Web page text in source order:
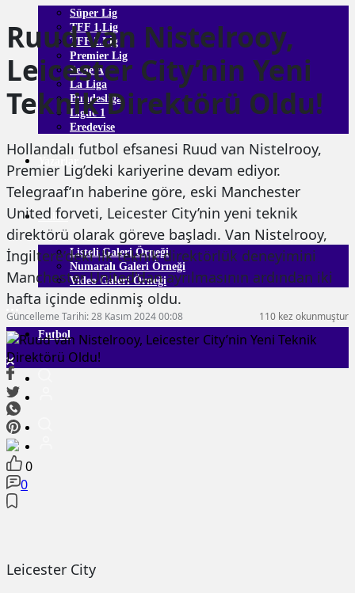
Süper Lig
TFF 1.Lig
TFF 2.Lig
Premier Lig
Serie A
La Liga
Bundesliga
Ligue 1
Eredevise
Galeri
Listeli Galeri Örneği
Numaralı Galeri Örneği
Video Galeri Örneği
Futbol
Ruud van Nistelrooy,
Leicester City’nin Yeni
Teknik Direktörü Oldu!
Hollandalı futbol efsanesi Ruud van Nistelrooy,
Premier Lig’deki kariyerine devam ediyor.
Telegraaf’ın haberine göre, eski Manchester
United forveti, Leicester City’nin yeni teknik
direktörü olarak göreve başladı. Van Nistelrooy,
İngiltere’deki ilk teknik direktörlük deneyimini
Manchester United'dan ayrılmasının ardından iki
hafta içinde edinmiş oldu.
110 kez okunmuştur
Güncelleme Tarihi: 28 Kasım 2024 00:08
0
0
Leicester City